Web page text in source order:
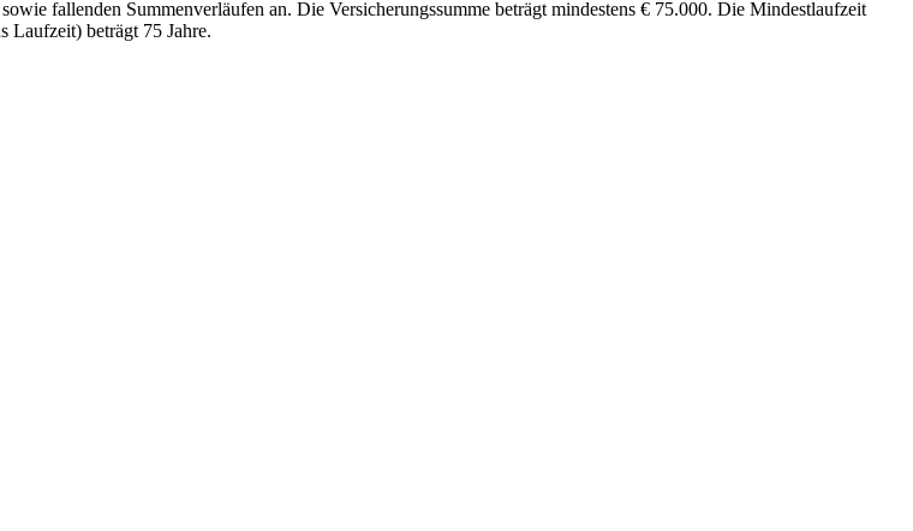
fallenden Summenverläufen an. Die Versicherungssumme beträgt mindestens € 75.000. Die Mindestlaufzeit
Laufzeit) beträgt 75 Jahre.